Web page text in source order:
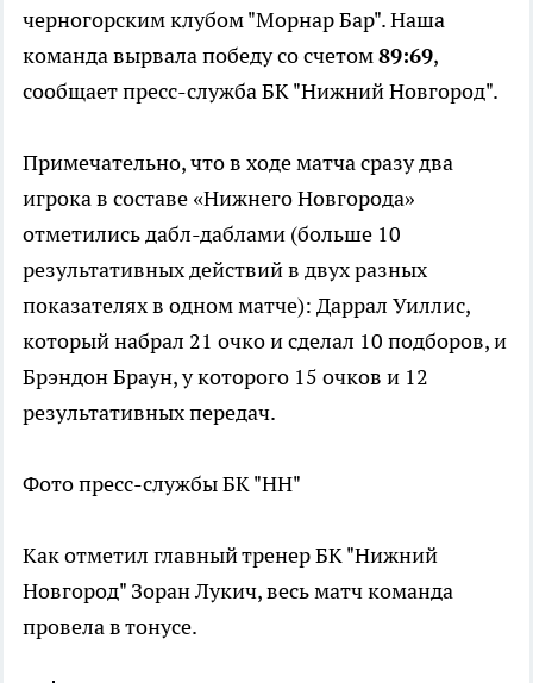
черногорским клубом "Морнар Бар". Наша
команда вырвала победу со счетом89:69,
сообщает пресс-служба БК "Нижний Новгород".
Примечательно, что в ходе матча сразу два
игрока в составе «Нижнего Новгорода»
отметились дабл-даблами (больше 10
результативных действий в двух разных
показателях в одном матче): Даррал Уиллис,
который набрал 21 очко и сделал 10 подборов, и
Брэндон Браун, у которого 15 очков и 12
результативных передач.
Фото пресс-службы БК "НН"
Как отметил главный тренер БК "Нижний
Новгород" Зоран Лукич, весь матч команда
провела в тонусе.